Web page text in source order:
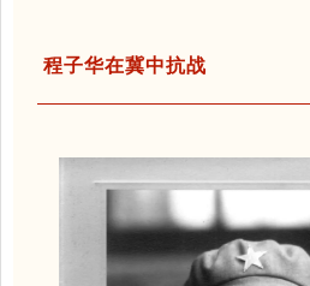
程子华在冀中抗战